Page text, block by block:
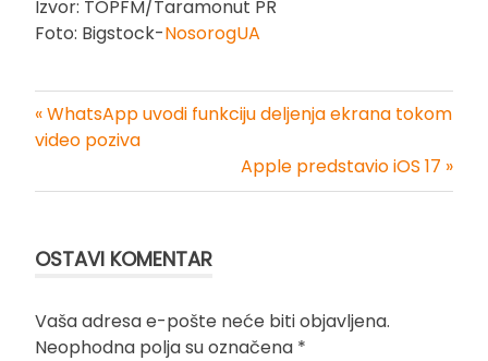
Izvor: TOPFM/Taramonut PR
Foto: Bigstock-NosorogUA
Kretanje
članka
« WhatsApp uvodi funkciju deljenja ekrana tokom
video poziva
Apple predstavio iOS 17 »
OSTAVI KOMENTAR
Vaša adresa e-pošte neće biti objavljena.
Neophodna polja su označena *